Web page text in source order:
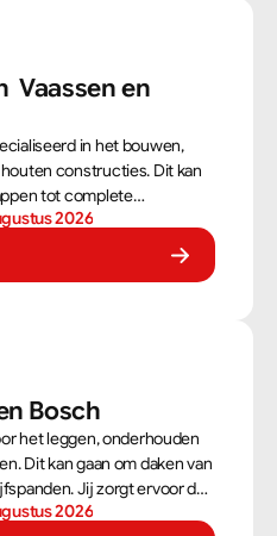
Vaassen en
in het bouwen,
constructies. Dit kan
tot complete
de hand van
dat een constructie
2026
Bosch
het leggen, onderhouden
Dit kan gaan om daken van
Jij zorgt ervoor dat
kunnen,
2026